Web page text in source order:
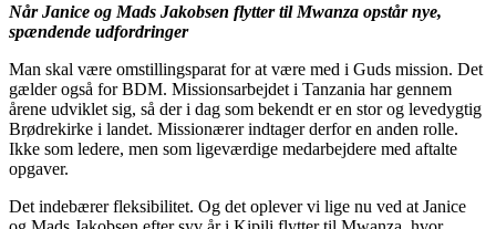
Når Janice og Mads Jakobsen flytter til Mwanza opstår nye,
spændende udfordringer
Man skal være omstillingsparat for at være med i Guds mission. Det
gælder også for BDM. Missionsarbejdet i Tanzania har gennem
årene udviklet sig, så der i dag som bekendt er en stor og levedygtig
Brødrekirke i landet. Missionærer indtager derfor en anden rolle.
Ikke som ledere, men som ligeværdige medarbejdere med aftalte
opgaver.
Det indebærer fleksibilitet. Og det oplever vi lige nu ved at Janice